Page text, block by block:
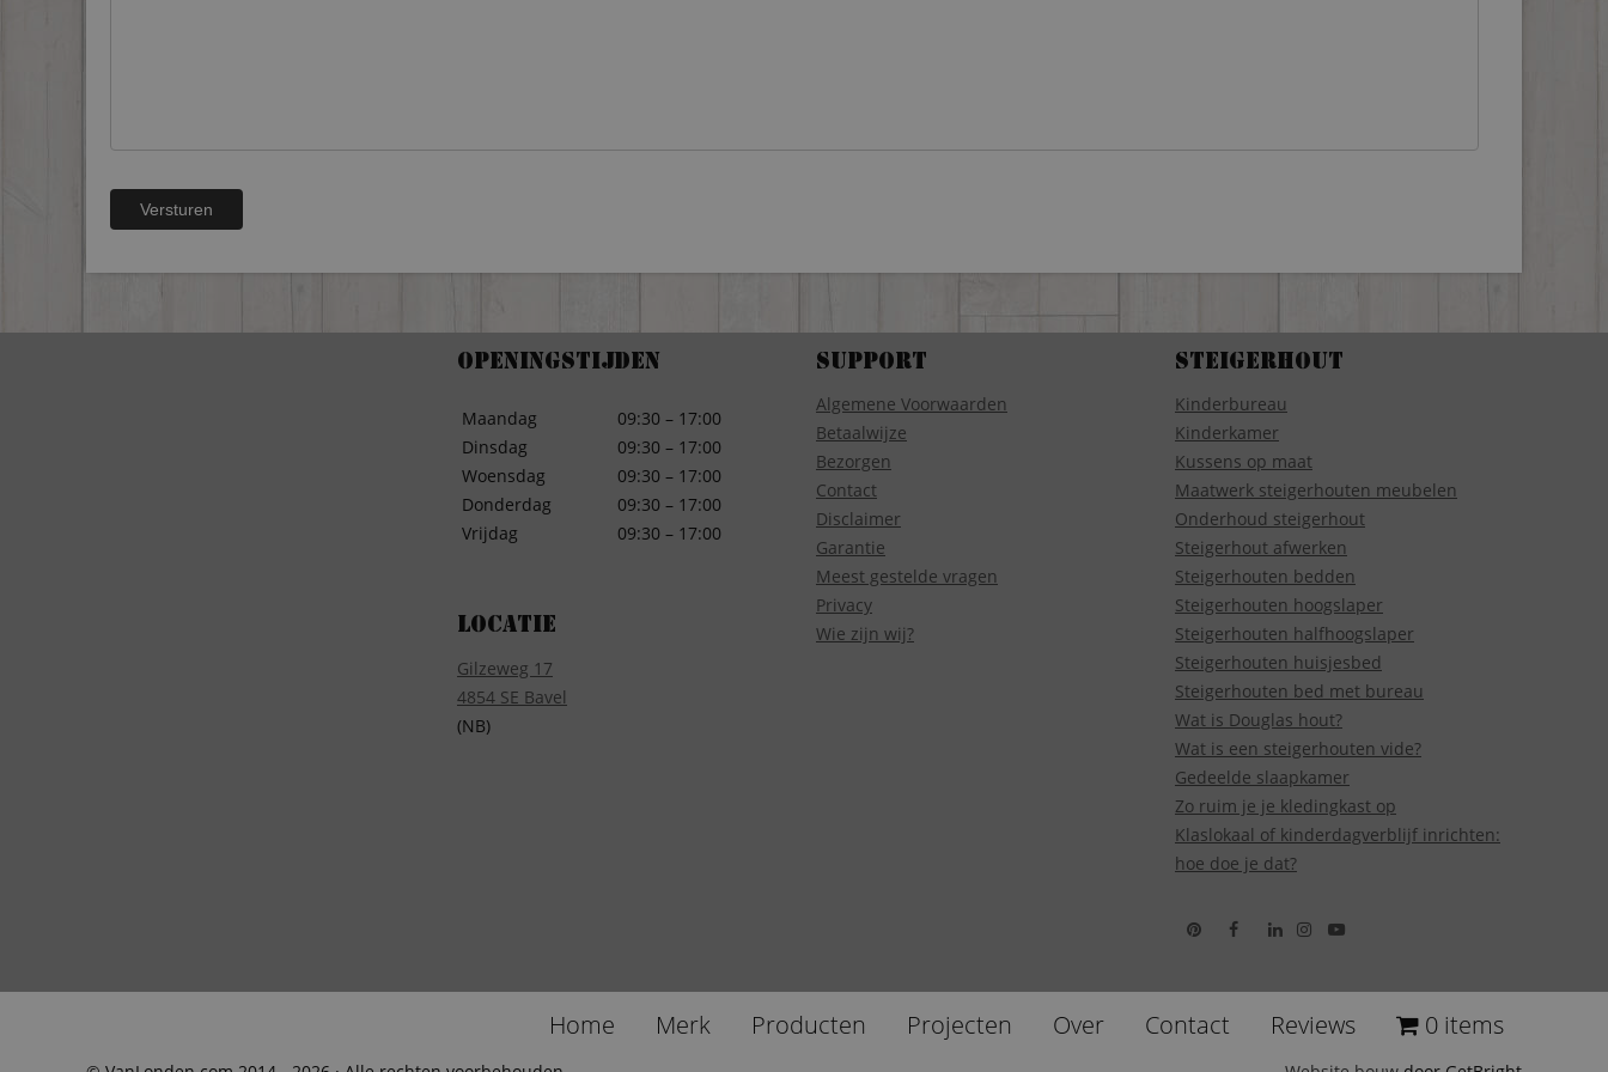
Openingstijden
Maandag
Dinsdag
Woensdag
Donderdag
Vrijdag
09:30 – 17:00
09:30 – 17:00
09:30 – 17:00
09:30 – 17:00
09:30 – 17:00
Locatie
Gilzeweg 17
4854 SE Bavel
(NB)
Support
Algemene Voorwaarden
Betaalwijze
Bezorgen
Contact
Disclaimer
Garantie
Meest gestelde vragen
Privacy
Wie zijn wij?
Steigerhout
Kinderbureau
Kinderkamer
Kussens op maat
Maatwerk steigerhouten meubelen
Onderhoud steigerhout
Steigerhout afwerken
Steigerhouten bedden
Steigerhouten hoogslaper
Steigerhouten halfhoogslaper
Steigerhouten huisjesbed
Steigerhouten bed met bureau
Wat is Douglas hout?
Wat is een steigerhouten vide?
Gedeelde slaapkamer
Zo ruim je je kledingkast op
Klaslokaal of kinderdagverblijf inrichten:
hoe doe je dat?
Home Merk Producten Projecten Over Contact Reviews 0 items